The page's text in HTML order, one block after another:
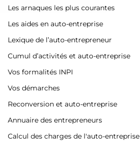
Les arnaques les plus courantes
Les aides en auto-entreprise
Lexique de l’auto-entrepreneur
Cumul d’activités et auto-entreprise
Vos formalités INPI
Vos démarches
Reconversion et auto-entreprise
Annuaire des entrepreneurs
Calcul des charges de l'auto-entreprise